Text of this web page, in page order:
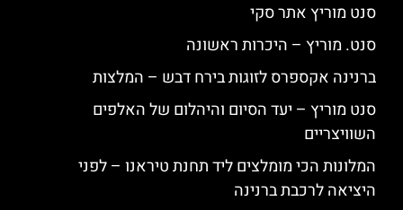
סנט מוריץ אתר סקי
סנט. מוריץ – היכרות ראשונה
ברנינה אקספרס לזוגות בירח דבש – המלצות
סנט מוריץ – יעד הסיום והיהלום של האלפים
השוויצריים
המלונות הכי מומלצים ליד תחנת טיראנו – לפני
היציאה לרכבת ברנינה